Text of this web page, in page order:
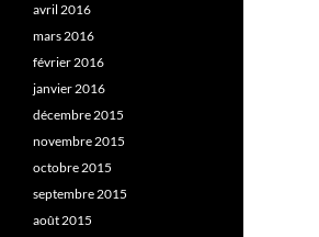
avril 2016
mars 2016
février 2016
janvier 2016
décembre 2015
novembre 2015
octobre 2015
septembre 2015
août 2015